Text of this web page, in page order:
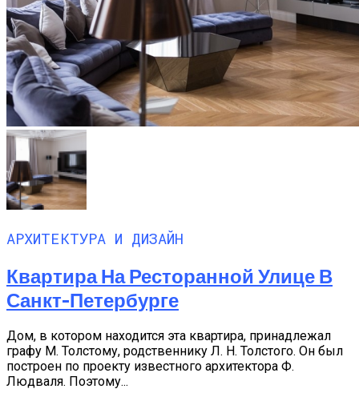
АРХИТЕКТУРА И ДИЗАЙН
Квартира На Ресторанной Улице В
Санкт-Петербурге
Дом, в котором находится эта квартира, принадлежал
графу М. Толстому, родственнику Л. Н. Толстого. Он был
построен по проекту известного архитектора Ф.
Людваля. Поэтому...